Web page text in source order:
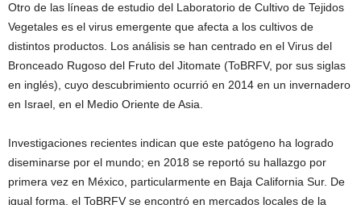
Otro de las líneas de estudio del Laboratorio de Cultivo de Tejidos
Vegetales es el virus emergente que afecta a los cultivos de
distintos productos. Los análisis se han centrado en el Virus del
Bronceado Rugoso del Fruto del Jitomate (ToBRFV, por sus siglas
en inglés), cuyo descubrimiento ocurrió en 2014 en un invernadero
en Israel, en el Medio Oriente de Asia.
Investigaciones recientes indican que este patógeno ha logrado
diseminarse por el mundo; en 2018 se reportó su hallazgo por
primera vez en México, particularmente en Baja California Sur. De
igual forma, el ToBRFV se encontró en mercados locales de la